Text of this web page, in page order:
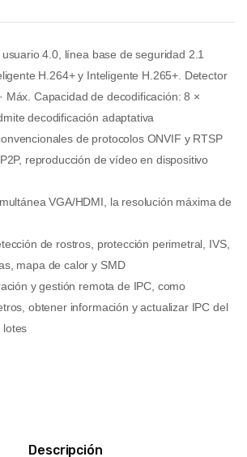
4.0, línea base de seguridad 2.1
H.264+ y Inteligente H.265+. Detector
Máx. Capacidad de decodificación: 8 ×
decodificación adaptativa
de protocolos ONVIF y RTSP
reproducción de vídeo en dispositivo
VGA/HDMI, la resolución máxima de
de rostros, protección perimetral, IVS,
mapa de calor y SMD
y gestión remota de IPC, como
obtener información y actualizar IPC del
lotes
Descripción